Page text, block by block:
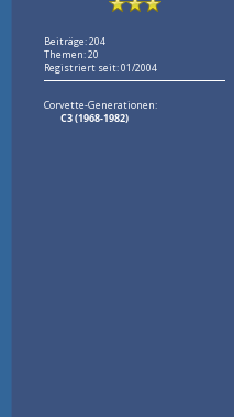
Beiträge: 204
Themen: 20
Registriert seit: 01/2004
Corvette-Generationen:
C3 (1968-1982)